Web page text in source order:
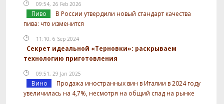
09:54, 26 Feb 2026
Пиво
В России утвердили новый стандарт качества
пива: что изменится
11:10, 6 Sep 2024
Секрет идеальной «Терновки»: раскрываем
технологию приготовления
09:51, 29 Jan 2025
Вино
Продажа иностранных вин в Италии в 2024 году
увеличилась на 4,7%, несмотря на общий спад на рынке